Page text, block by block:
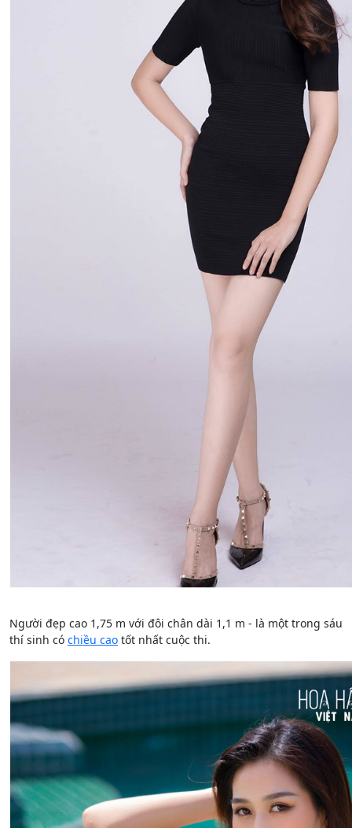
Người đẹp cao 1,75 m với đôi chân dài 1,1 m - là một trong sáu
thí sinh có chiều cao tốt nhất cuộc thi.